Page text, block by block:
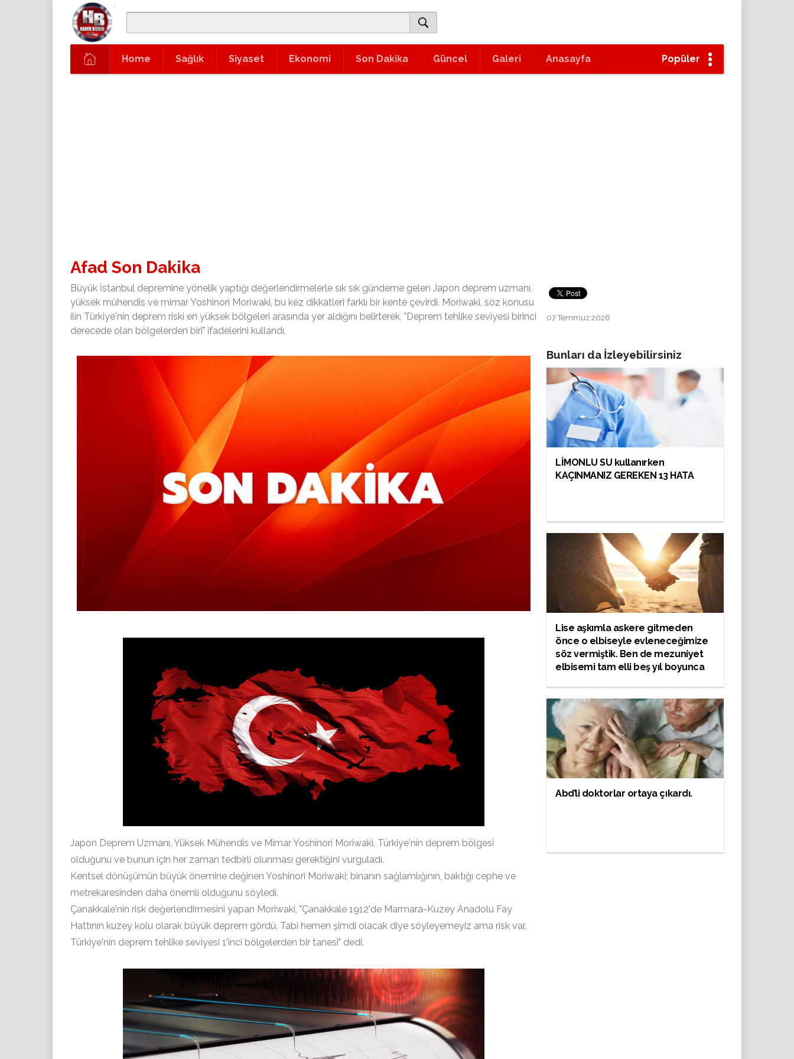
Home Sağlık Siyaset Ekonomi Son Dakika Güncel Galeri Anasayfa Popüler
Afad Son Dakika
Büyük İstanbul depremine yönelik yaptığı değerlendirmelerle sık sık gündeme gelen Japon deprem uzmanı,
yüksek mühendis ve mimar Yoshinori Moriwaki, bu kez dikkatleri farklı bir kente çevirdi. Moriwaki, söz konusu
ilin Türkiye'nin deprem riski en yüksek bölgeleri arasında yer aldığını belirterek, "Deprem tehlike seviyesi birinci
derecede olan bölgelerden biri" ifadelerini kullandı.
Japon Deprem Uzmanı, Yüksek Mühendis ve Mimar Yoshinori Moriwaki, Türkiye'nin deprem bölgesi
olduğunu ve bunun için her zaman tedbirli olunması gerektiğini vurguladı.
Kentsel dönüşümün büyük önemine değinen Yoshinori Moriwaki; binanın sağlamlığının, baktığı cephe ve
metrekaresinden daha önemli olduğunu söyledi.
Çanakkale'nin risk değerlendirmesini yapan Moriwaki, "Çanakkale 1912'de Marmara-Kuzey Anadolu Fay
Hattının kuzey kolu olarak büyük deprem gördü. Tabi hemen şimdi olacak diye söyleyemeyiz ama risk var.
Türkiye'nin deprem tehlike seviyesi 1'inci bölgelerden bir tanesi" dedi.
07 Temmuz 2026
Bunları da İzleyebilirsiniz
LİMONLU SU kullanırken
KAÇINMANIZ GEREKEN 13 HATA
Lise aşkımla askere gitmeden
önce o elbiseyle evleneceğimize
söz vermiştik. Ben de mezuniyet
elbisemi tam elli beş yıl boyunca
Abd’li doktorlar ortaya çıkardı.